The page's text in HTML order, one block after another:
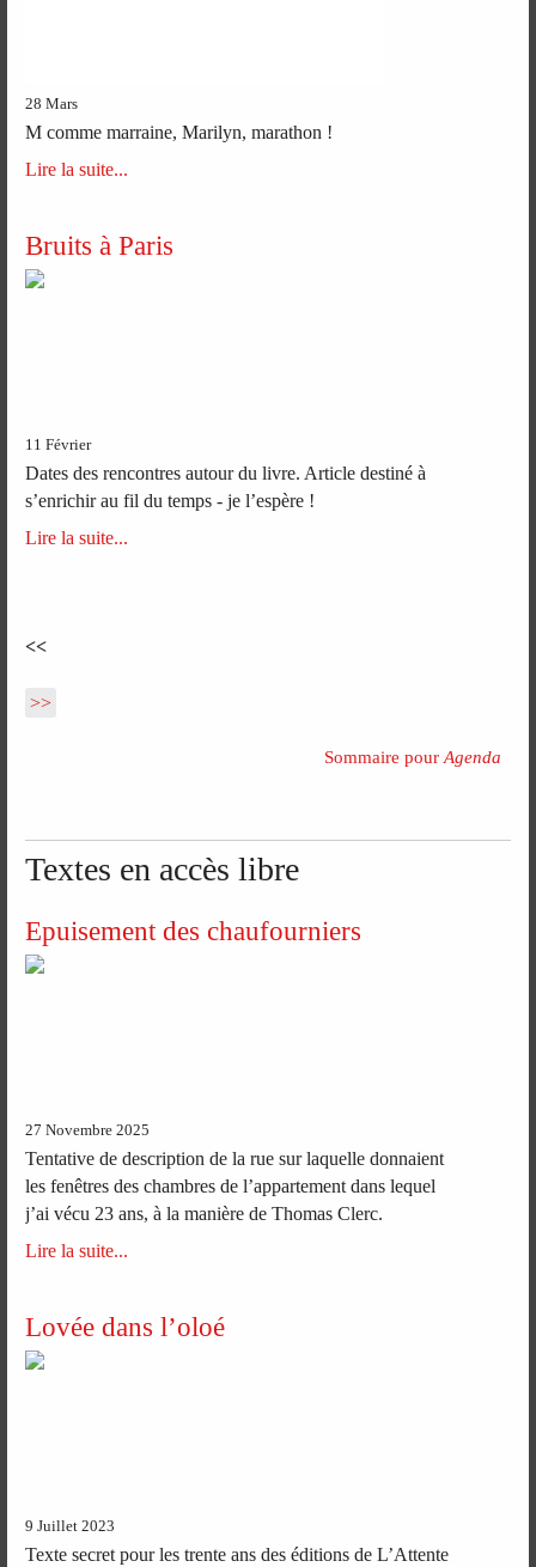
28 Mars
M comme marraine, Marilyn, marathon !
Lire la suite...
Bruits à Paris
11 Février
Dates des rencontres autour du livre. Article destiné à
s’enrichir au fil du temps - je l’espère !
Lire la suite...
<<
>>
Sommaire pourAgenda
Textes en accès libre
Epuisement des chaufourniers
27 Novembre 2025
Tentative de description de la rue sur laquelle donnaient
les fenêtres des chambres de l’appartement dans lequel
j’ai vécu 23 ans, à la manière de Thomas Clerc.
Lire la suite...
Lovée dans l’oloé
9 Juillet 2023
Texte secret pour les trente ans des éditions de L’Attente